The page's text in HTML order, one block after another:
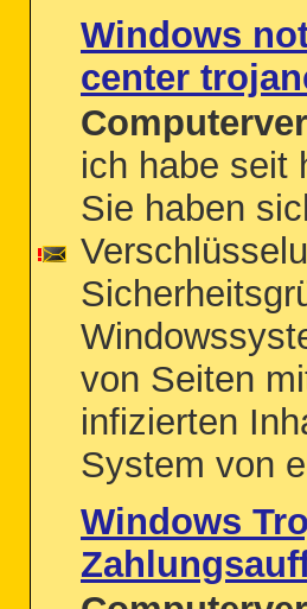
Windows
center
ich habe seit
Sie haben
von Seiten
infizierten
System von
Windows